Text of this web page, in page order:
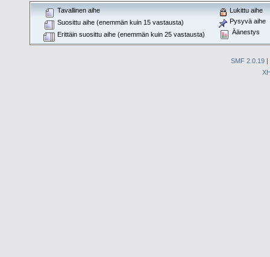
Tavallinen aihe
Suosittu aihe (enemmän kuin 15 vastausta)
Erittäin suosittu aihe (enemmän kuin 25 vastausta)
Lukittu aihe
Pysyvä aihe
Äänestys
SMF 2.0.19 |